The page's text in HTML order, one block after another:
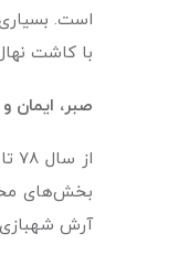
است.
با کاشت
صبر،
بخش‌های
آرش شهبازی